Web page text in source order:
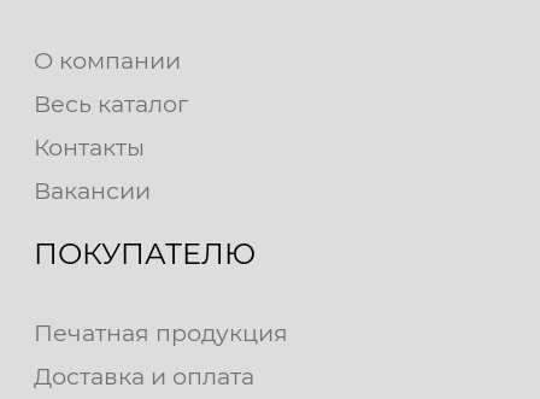
О компании
Весь каталог
Контакты
Вакансии
ПОКУПАТЕЛЮ
Печатная продукция
Доставка и оплата